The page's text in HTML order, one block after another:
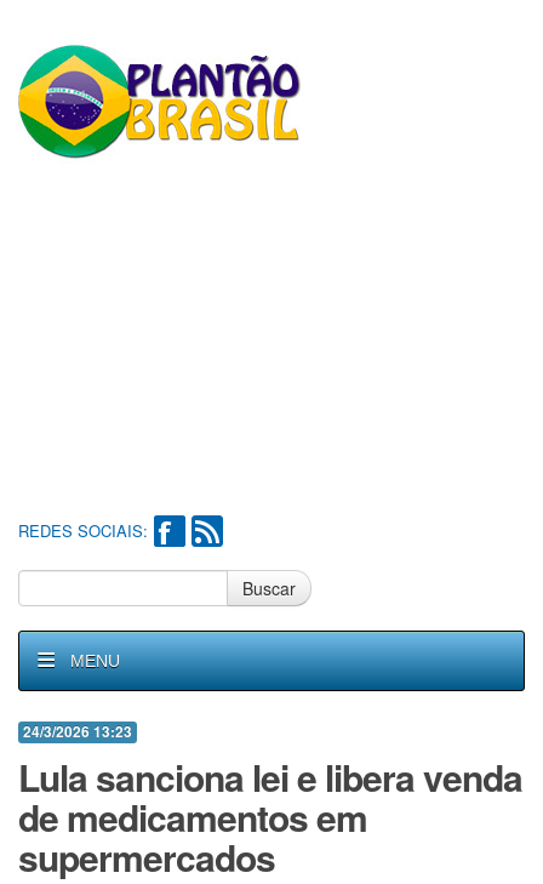
REDES SOCIAIS:
Buscar
MENU
24/3/2026 13:23
Lula sanciona lei e libera venda
de medicamentos em
supermercados